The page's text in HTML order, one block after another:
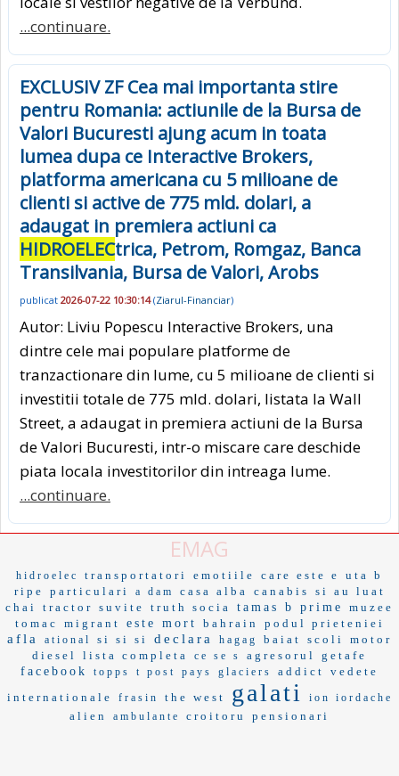
...continuare.
EXCLUSIV ZF Cea mai importanta stire
pentru Romania: actiunile de la Bursa de
Valori Bucuresti ajung acum in toata
lumea dupa ce Interactive Brokers,
platforma americana cu 5 milioane de
clienti si active de 775 mld. dolari, a
adaugat in premiera actiuni ca
HIDROELECtrica, Petrom, Romgaz, Banca
Transilvania, Bursa de Valori, Arobs
publicat 2026-07-22 10:30:14(Ziarul-Financiar)
Autor: Liviu Popescu Interactive Brokers, una
dintre cele mai populare platforme de
tranzactionare din lume, cu 5 milioane de clienti si
investitii totale de 775 mld. dolari, listata la Wall
Street, a adaugat in premiera actiuni de la Bursa
de Valori Bucuresti, intr-o miscare care deschide
piata locala investitorilor din intreaga lume.
...continuare.
EMAG
hidroelec transportatori emotiile care este e
uta b
ripe
particulari a dam casa alba canabis
si au luat
chai
tractor suvite truth socia tamas b prime
muzee
tomac
migrant este mort bahrain podul prieteniei
afla ational si si si declara hagag baiat scoli
motor
diesel
lista completa ce se s agresorul
getafe
facebook
topps t post pays glaciers addict
vedete
internationale
frasin the west galati ion iordache
alien ambulante croitoru pensionari